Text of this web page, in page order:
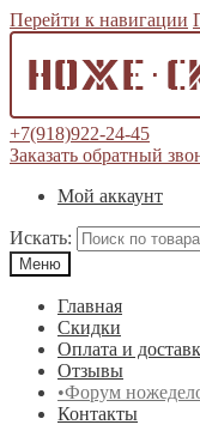
Перейти к навигации
+7(918)922-24-45
Заказать обратный
Мой аккаунт
Искать:
Меню
Главная
Скидки
Оплата и
Отзывы
•Форум
Контакты